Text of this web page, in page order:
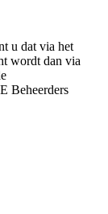
u dat via het
wordt dan via
Beheerders